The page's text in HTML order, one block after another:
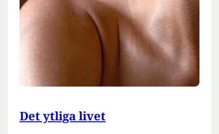
Det ytliga livet